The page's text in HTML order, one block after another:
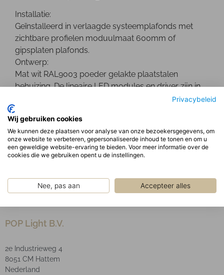
Privacybeleid
Wij gebruiken cookies
We kunnen deze plaatsen voor analyse van onze bezoekersgegevens, om
onze website te verbeteren, gepersonaliseerde inhoud te tonen en om u
een geweldige website-ervaring te bieden. Voor meer informatie over de
cookies die we gebruiken opent u de instellingen.
Nee, pas aan Accepteer alles
Installatie:
Geïnstalleerd in verlaagde systeemplafonds met
zichtbare profielen moduulmaat 600mm of
gipsplaten plafonds.
Ontwerp:
Mat wit RAL9003 poeder gelakte plaatstalen
behuizing. De lineaire LED modules en driver zijn in
de behuizing gemonteerd en geschikt voor
Optisch:
Matte parabolisch geanodiseerde reflector met witte
decoratieve profielen in een aluminium frame.
LED Type SMD
POP Light B.V.
2e Industrieweg 4
8051 CM Hattem
Nederland